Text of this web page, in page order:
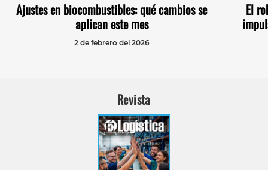
Ajustes en biocombustibles: qué cambios se
aplican este mes
2 de febrero del 2026
El
Revista